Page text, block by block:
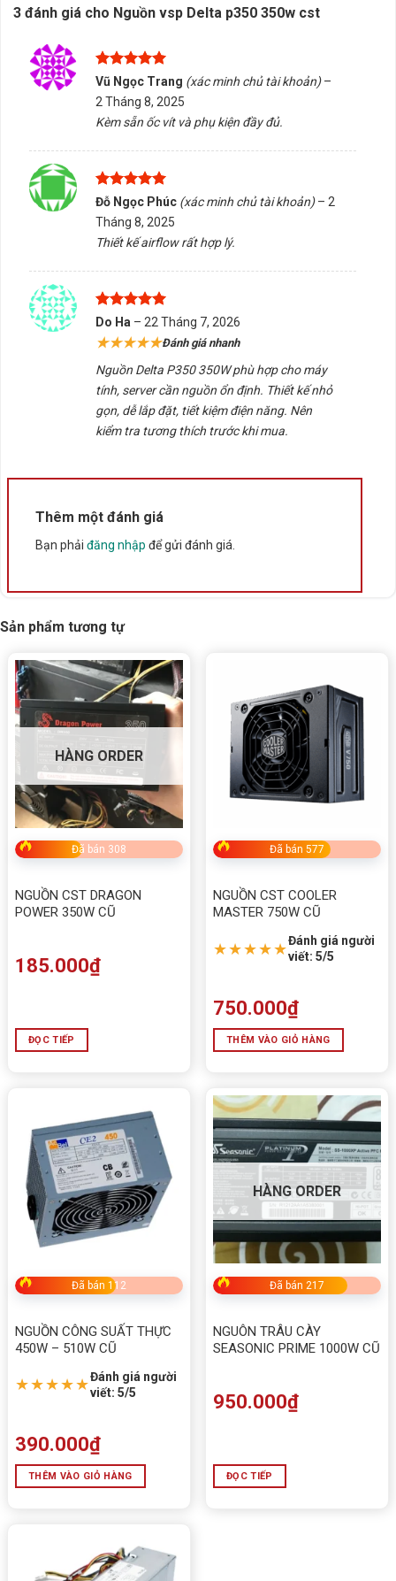
3 đánh giá cho Nguồn vsp Delta p350 350w cst
Được xếp
hạng 5
sao
Vũ Ngọc Trang (xác minh chủ tài khoản) –
2 Tháng 8, 2025
Kèm sẵn ốc vít và phụ kiện đầy đủ.
Được xếp
hạng 5
sao
Đỗ Ngọc Phúc (xác minh chủ tài khoản) – 2
Tháng 8, 2025
Thiết kế airflow rất hợp lý.
Được xếp
hạng 5
5
sao
Do Ha – 22 Tháng 7, 2026
★★★★★Đánh giá nhanh
Nguồn Delta P350 350W phù hợp cho máy
tính, server cần nguồn ổn định. Thiết kế nhỏ
gọn, dễ lắp đặt, tiết kiệm điện năng. Nên
kiểm tra tương thích trước khi mua.
Thêm một đánh giá
Bạn phải đăng nhập để gửi đánh giá.
Sản phẩm tương tự
HÀNG ORDER
Đã bán 308
NGUỒN CST DRAGON
POWER 350W CŨ
185.000₫
ĐỌC TIẾP
Đã bán 577
NGUỒN CST COOLER
MASTER 750W CŨ
★★★★★Đánh giá người
viết: 5/5
750.000₫
THÊM VÀO GIỎ HÀNG
Đã bán 112
NGUỒN CÔNG SUẤT THỰC
450W – 510W CŨ
★★★★★Đánh giá người
viết: 5/5
390.000₫
THÊM VÀO GIỎ HÀNG
HÀNG ORDER
Đã bán 217
NGUÔN TRÂU CÀY
SEASONIC PRIME 1000W CŨ
950.000₫
ĐỌC TIẾP